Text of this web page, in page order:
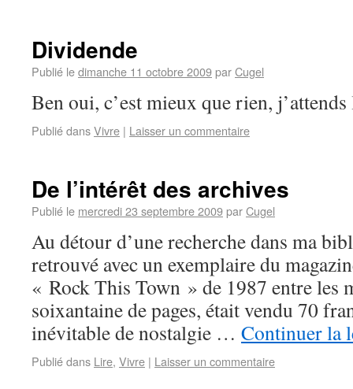
Dividende
Publié ledimanche 11 octobre 2009parCugel
Ben oui, c’est mieux que rien,
Publié dansVivre | Laisser un commentaire
De l’intérêt des archives
Publié le mercredi 23 septembre 2009parCugel
Au détour d’une recherche dans ma
retrouvé avec un exemplaire du
« Rock This Town » de 1987 entre les
soixantaine de pages, était vendu 70
inévitable de nostalgie … Continuer la
Publié dans Lire, Vivre | Laisser un commentaire